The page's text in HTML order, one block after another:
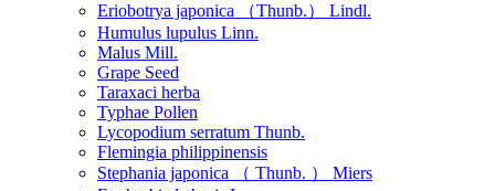
Eriobotrya japonica （Thunb.） Lindl.
Humulus lupulus Linn.
Malus Mill.
Grape Seed
Taraxaci herba
Typhae Pollen
Lycopodium serratum Thunb.
Flemingia philippinensis
Stephania japonica （ Thunb. ） Miers